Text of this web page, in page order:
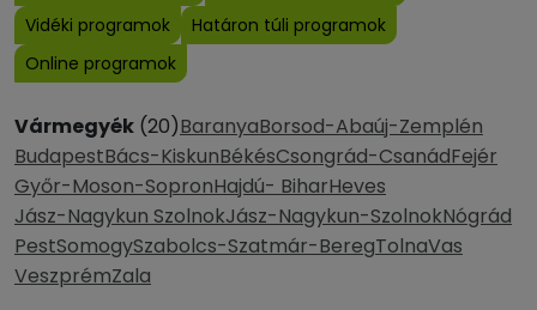
Vidéki programok
Határon túli programok
Online programok
Vármegyék (20)BaranyaBorsod-Abaúj-Zemplén
BudapestBács-KiskunBékésCsongrád-CsanádFejér
Győr-Moson-SopronHajdú- BiharHeves
Jász-Nagykun SzolnokJász-Nagykun-SzolnokNógrád
PestSomogySzabolcs-Szatmár-BeregTolnaVas
VeszprémZala